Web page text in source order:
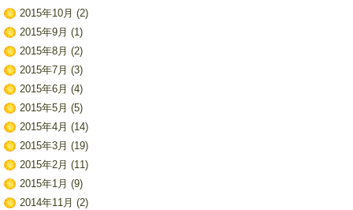
2015年10月 (2)
2015年9月 (1)
2015年8月 (2)
2015年7月 (3)
2015年6月 (4)
2015年5月 (5)
2015年4月 (14)
2015年3月 (19)
2015年2月 (11)
2015年1月 (9)
2014年11月 (2)